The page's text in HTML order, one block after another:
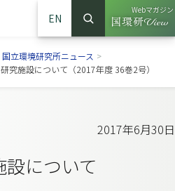
EN
サイト内検索
検索
Webマガジン
（別ウイ
国立環境研究所ニュース >
究施設について（2017年度 36巻2号）
2017年6月30日
について